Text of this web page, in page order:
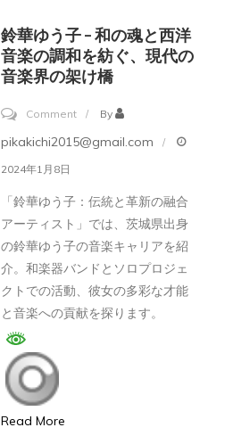
鈴華ゆう子 – 和の魂と西洋
音楽の調和を紡ぐ、現代の
音楽界の架け橋
Commenton
鈴
–
の
By
pikakichi2015@gmail.com
2024年1月8日
「鈴華ゆう子：伝統と革新の融合
アーティスト」では、茨城県出身
の鈴華ゆう子の音楽キャリアを紹
介。和楽器バンドとソロプロジェ
クトでの活動、彼女の多彩な才能
と音楽への貢献を探ります。
Read More